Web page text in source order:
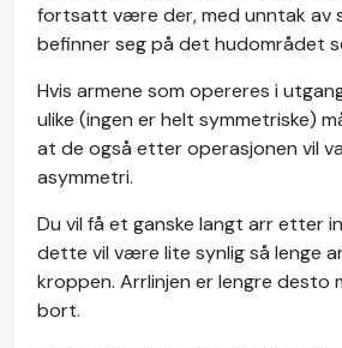
fortsatt være der, med unntak av
befinner seg på det hudområdet
Hvis armene som opereres i
ulike (ingen er helt symmetriske)
at de også etter operasjonen vil
asymmetri.
Du vil få et ganske langt arr etter
dette vil være lite synlig så lenge
kroppen. Arrlinjen er lengre desto
bort.